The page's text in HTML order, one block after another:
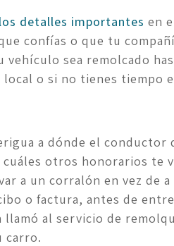
detalles importantes en
confías o que tu
sea remolcado
o si no tienes tiempo
a dónde el conductor
otros honorarios te
a un corralón en vez de
o factura, antes de
al servicio de
carro.